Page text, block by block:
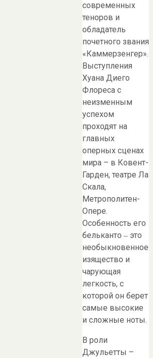
современных
теноров и
обладатель
почетного звания
«Каммерзенгер».
Выступления
Хуана Диего
Флореса с
неизменным
успехом
проходят на
главных
оперных сценах
мира – в Ковент-
Гарден, театре Ла
Скала,
Метрополитен-
Опере.
Особенность его
бельканто ‒ это
необыкновенное
изящество и
чарующая
легкость, с
которой он берет
самые высокие
и сложные ноты.
В роли
Джульетты –